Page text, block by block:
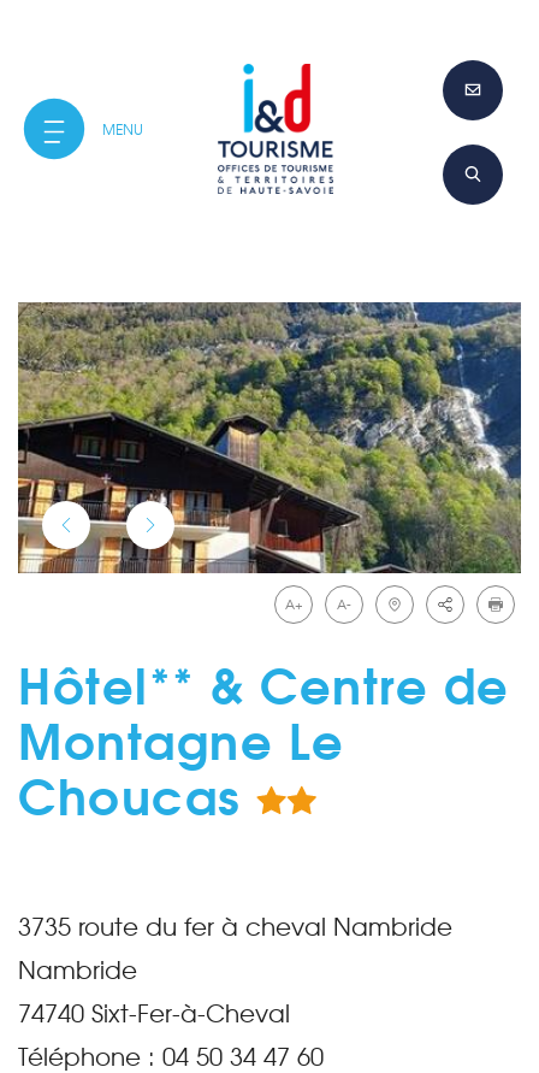
A+ A-
Hôtel** & Centre de
Montagne Le
Choucas
3735 route du fer à cheval Nambride
Nambride
74740 Sixt-Fer-à-Cheval
Téléphone : 04 50 34 47 60